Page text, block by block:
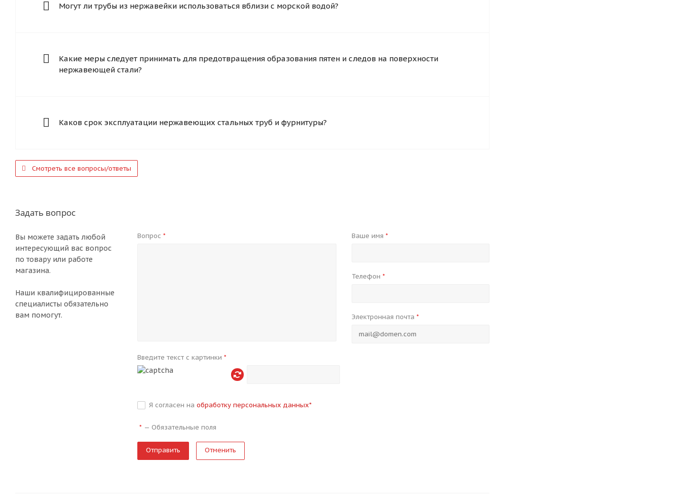
Могут ли трубы из нержавейки использоваться вблизи с морской водой?
Какие меры следует принимать для предотвращения образования пятен и следов на поверхности
нержавеющей стали?
Каков срок эксплуатации нержавеющих стальных труб и фурнитуры?
Смотреть все вопросы/ответы
Задать вопрос
Вы можете задать любой
интересующий вас вопрос
по товару или работе
магазина.
Наши квалифицированные
специалисты обязательно
вам помогут.
Вопрос* Ваше имя *
Телефон *
Электронная почта *
Введите текст с картинки*
Я согласен наобработку персональных данных*
* —Обязательные поля
Отменить